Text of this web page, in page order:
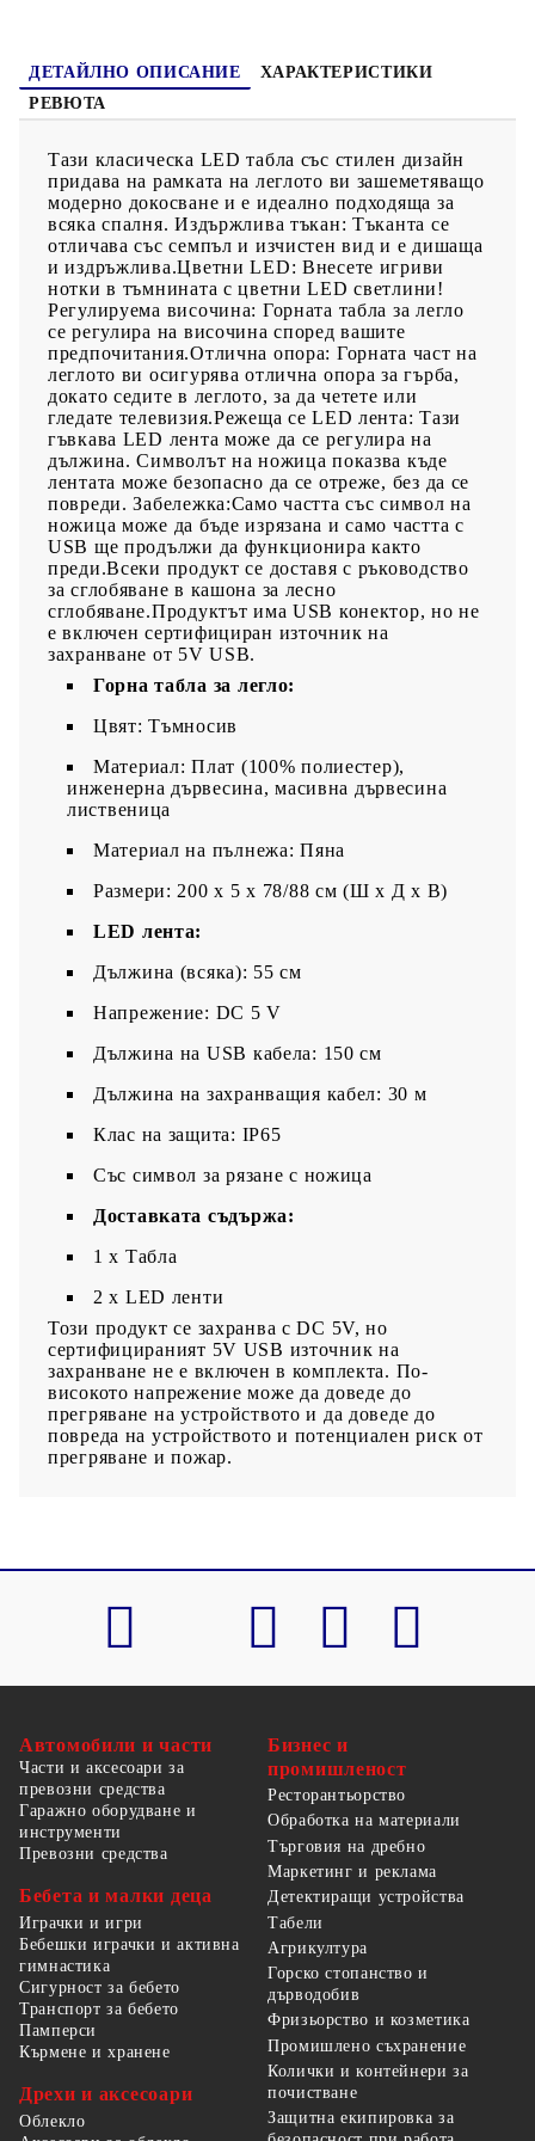
ДЕТАЙЛНО ОПИСАНИЕ
ХАРАКТЕРИСТИКИ
РЕВЮТА
Тази класическа LED табла със стилен дизайн
придава на рамката на леглото ви зашеметяващо
модерно докосване и е идеално подходяща за
всяка спалня. Издържлива тъкан: Тъканта се
отличава със семпъл и изчистен вид и е дишаща
и издръжлива.Цветни LED: Внесете игриви
нотки в тъмнината с цветни LED светлини!
Регулируема височина: Горната табла за легло
се регулира на височина според вашите
предпочитания.Отлична опора: Горната част на
леглото ви осигурява отлична опора за гърба,
докато седите в леглото, за да четете или
гледате телевизия.Режеща се LED лента: Тази
гъвкава LED лента може да се регулира на
дължина. Символът на ножица показва къде
лентата може безопасно да се отреже, без да се
повреди. Забележка:Само частта със символ на
ножица може да бъде изрязана и само частта с
USB ще продължи да функционира както
преди.Всеки продукт се доставя с ръководство
за сглобяване в кашона за лесно
сглобяване.Продуктът има USB конектор, но не
е включен сертифициран източник на
захранване от 5V USB.
Горна табла за легло:
Цвят: Тъмносив
Материал: Плат (100% полиестер),
инженерна дървесина, масивна дървесина
лиственица
Материал на пълнежа: Пяна
Размери: 200 x 5 x 78/88 см (Ш x Д x В)
LED лента:
Дължина (всяка): 55 см
Напрежение: DC 5 V
Дължина на USB кабела: 150 см
Дължина на захранващия кабел: 30 м
Клас на защита: IP65
Със символ за рязане с ножица
Доставката съдържа:
1 x Табла
2 x LED ленти
Този продукт се захранва с DC 5V, но
сертифицираният 5V USB източник на
захранване не е включен в комплекта. По-
високото напрежение може да доведе до
прегряване на устройството и да доведе до
повреда на устройството и потенциален риск от
прегряване и пожар.
Автомобили и части
Части и аксесоари за
превозни средства
Гаражно оборудване и
инструменти
Превозни средства
Бебета и малки деца
Играчки и игри
Бебешки играчки и активна
гимнастика
Сигурност за бебето
Транспорт за бебето
Памперси
Кърмене и хранене
Дрехи и аксесоари
Облекло
Бизнес и
промишленост
Ресторантьорство
Обработка на материали
Търговия на дребно
Маркетинг и реклама
Детектиращи устройства
Табели
Агрикултура
Горско стопанство и
дърводобив
Фризьорство и козметика
Промишлено съхранение
Колички и контейнери за
почистване
Защитна екипировка за